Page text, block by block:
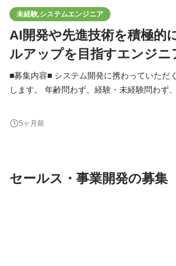
未経験,システムエンジニア
AI開発や先進技術を積極的
ルアップを目指すエンジニ
■募集内容■ システム開発に携わっていただ
します。 年齢問わず、経験・未経験問わず
プロジェクトリーダー等、更に上の仕事を
す。 ※本募集は、株式会社apical-pointの正規雇用
5ヶ月前
セールス・事業開発の募集